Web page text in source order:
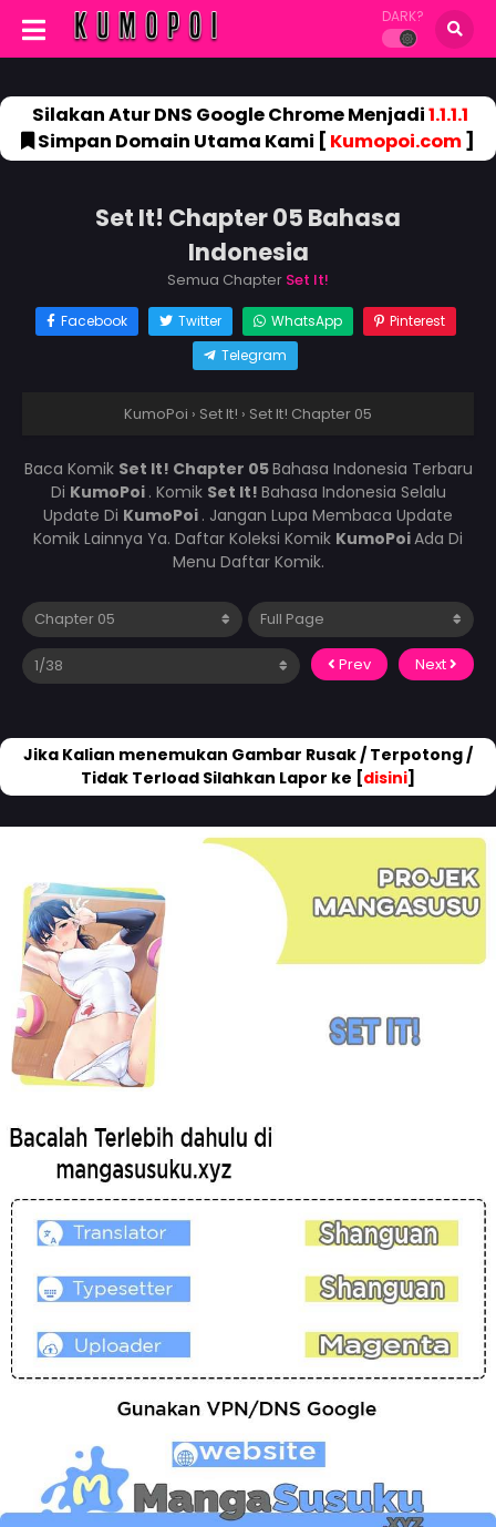
DARK?
Silakan Atur DNS Google Chrome Menjadi1.1.1.1
Simpan Domain Utama Kami [ Kumopoi.com]
Set It! Chapter 05 Bahasa
Indonesia
Semua Chapter Set It!
Facebook Twitter WhatsApp
Pinterest
Telegram
KumoPoi › Set It! › Set It! Chapter 05
Baca Komik Set It! Chapter 05Bahasa Indonesia Terbaru
Di KumoPoi . Komik Set It! Bahasa Indonesia Selalu
Update Di KumoPoi . Jangan Lupa Membaca Update
Komik Lainnya Ya. Daftar Koleksi Komik KumoPoiAda Di
Menu Daftar Komik.
Prev Next
Jika Kalian menemukan Gambar Rusak / Terpotong /
Tidak Terload Silahkan Lapor ke [disini]